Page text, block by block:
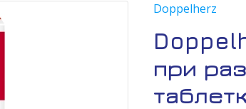
Doppelherz
при